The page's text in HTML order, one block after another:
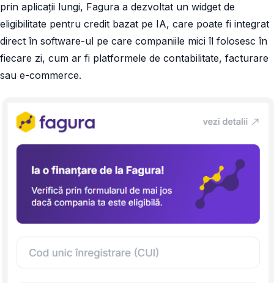
prin aplicații lungi, Fagura a dezvoltat un widget de
eligibilitate pentru credit bazat pe IA, care poate fi integrat
direct în software-ul pe care companiile mici îl folosesc în
fiecare zi, cum ar fi platformele de contabilitate, facturare
sau e-commerce.